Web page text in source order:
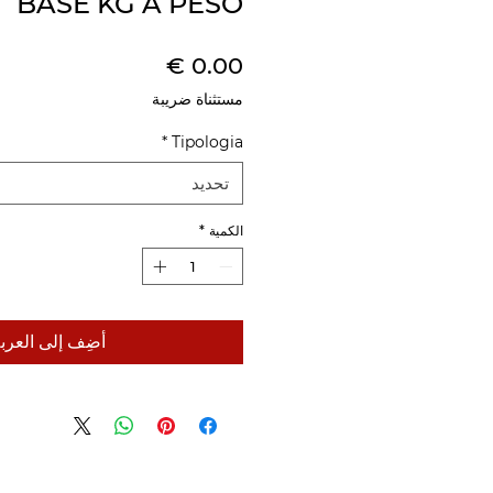
السعر
مستثناة ضريبة
Tipologia
*
تحديد
الكمية *
أضِف إلى